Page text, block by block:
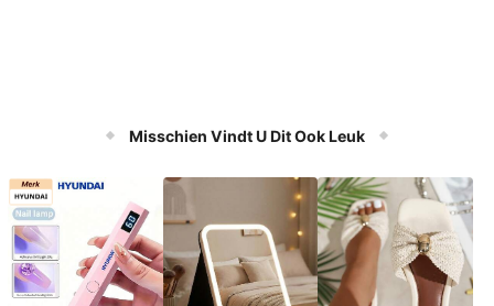
Misschien Vindt U Dit Ook Leuk